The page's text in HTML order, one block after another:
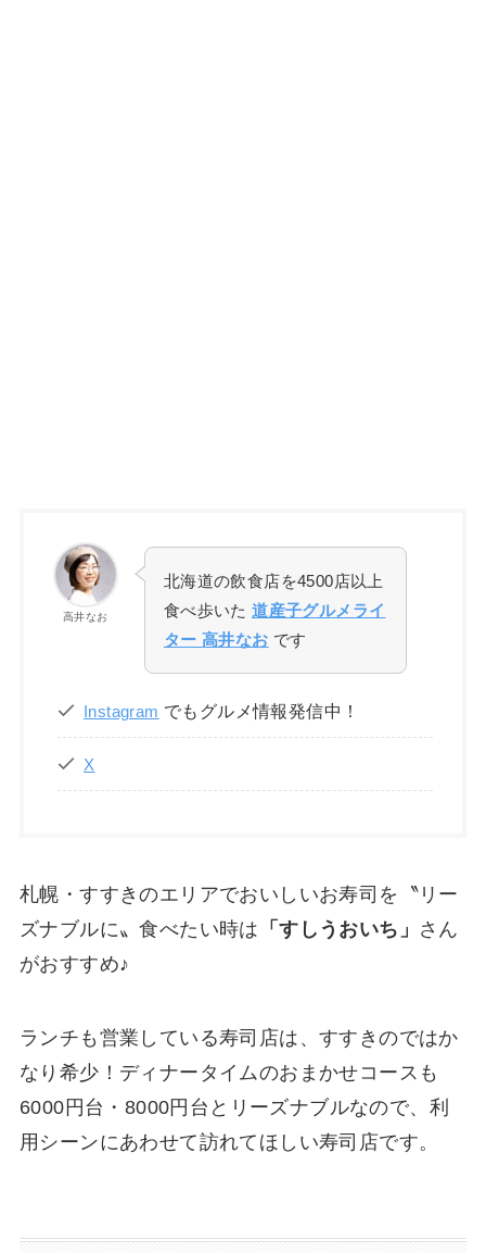
高井なお
北海道の飲食店を4500店以上
食べ歩いた道産子グルメライ
ター 高井なお です
Instagram でもグルメ情報発信中！
X
札幌・すすきのエリアでおいしいお寿司を〝リー
ズナブルに〟食べたい時は 「すしうおいち」 さん
がおすすめ♪
ランチも営業している寿司店は、すすきのではか
なり希少！ディナータイムのおまかせコースも
6000円台・8000円台とリーズナブルなので、利
用シーンにあわせて訪れてほしい寿司店です。